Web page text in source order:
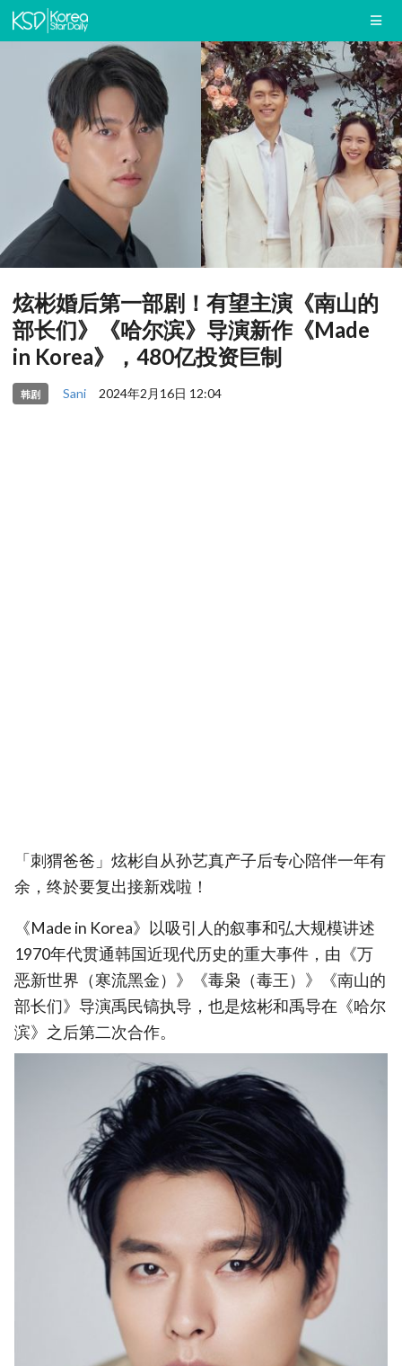
炫彬婚后第一部剧！有望主演《南山的
部长们》《哈尔滨》导演新作《Made
in Korea》，480亿投资巨制
韩剧 Sani 2024年2月16日 12:04
「刺猬爸爸」炫彬自从孙艺真产子后专心陪伴一年有
余，终於要复出接新戏啦！
《Made in Korea》以吸引人的叙事和弘大规模讲述
1970年代贯通韩国近现代历史的重大事件，由《万
恶新世界（寒流黑金）》《毒枭（毒王）》《南山的
部长们》导演禹民镐执导，也是炫彬和禹导在《哈尔
滨》之后第二次合作。